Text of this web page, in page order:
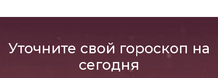
Уточните свой гороскоп на
сегодня